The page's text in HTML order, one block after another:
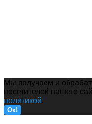
Мы получаем и
посетителей нашего
политикой.
Ок!